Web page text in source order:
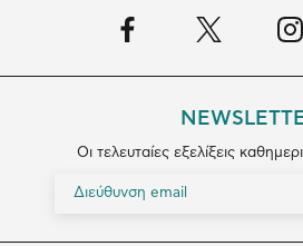
Οι τελευταίες εξελίξεις